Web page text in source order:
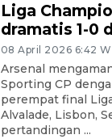
Liga
dramatis 1-0
08 April 2026 6:42
Arsenal
Sporting CP
perempat final
Alvalade, Lisbon,
pertandingan ...